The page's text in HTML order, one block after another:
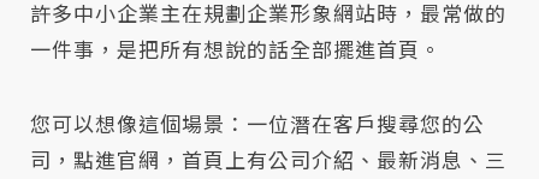
許多中小企業主在規劃企業形象網站時，最常做的
一件事，是把所有想說的話全部擺進首頁。
您可以想像這個場景：一位潛在客戶搜尋您的公
司，點進官網，首頁上有公司介紹、最新消息、三